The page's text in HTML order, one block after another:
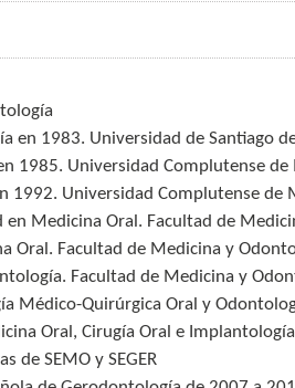
en 1983. Universidad de Santiago
1985. Universidad Complutense de
1992. Universidad Complutense de
Medicina Oral. Facultad de
Oral. Facultad de Medicina y
Facultad de Medicina y
Médico-Quirúrgica Oral y
Oral, Cirugía Oral e
de SEMO y SEGER